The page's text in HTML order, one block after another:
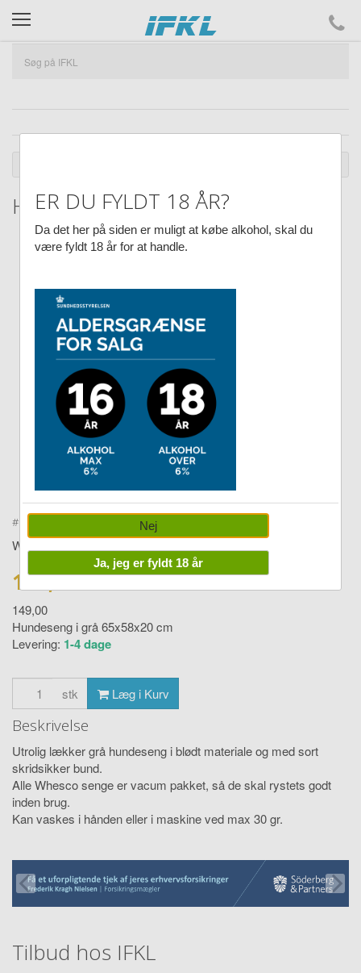
ifkl
Hundeseng i grå 65x58x20 cm
Double tap to zoom
#
WHESCO
109,00 DKK
149,00
Hundeseng i grå 65x58x20 cm
Levering: 1-4 dage
stk Læg i Kurv
Beskrivelse
Utrolig lækker grå hundeseng i blødt materiale og med sort
skridsikker bund.
Alle Whesco senge er vacum pakket, så de skal rystets godt
inden brug.
Kan vaskes i hånden eller i maskine ved max 30 gr.
Tilbud hos IFKL
ER DU FYLDT 18 ÅR?
Da det her på siden er muligt at købe alkohol, skal du
være fyldt 18 år for at handle.
Nej
Ja, jeg er fyldt 18 år